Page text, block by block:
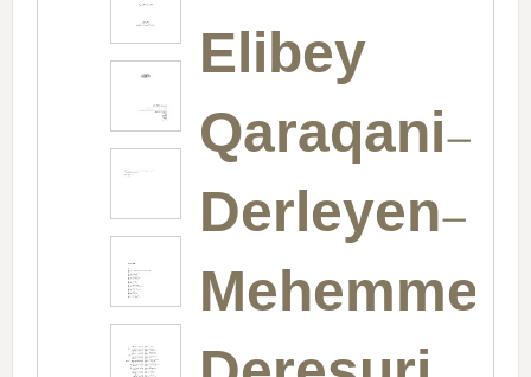
Elibey
Qaraqani-
Derleyen-
Mehemmed